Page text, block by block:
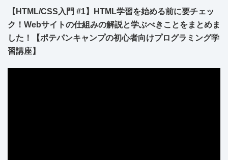
【HTML/CSS入門 #1】HTML学習を始める前に要チェッ
ク！Webサイトの仕組みの解説と学ぶべきことをまとめま
した！【ポテパンキャンプの初心者向けプログラミング学
習講座】